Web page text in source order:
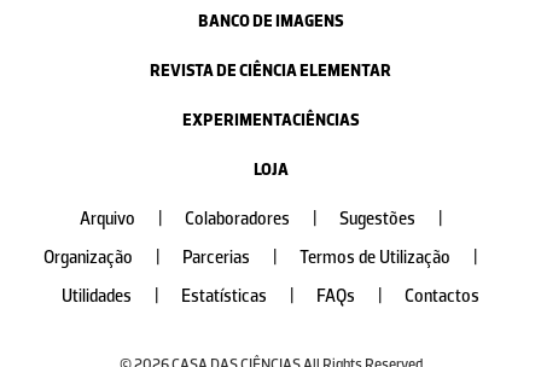
BANCO DE IMAGENS
REVISTA DE CIÊNCIA ELEMENTAR
EXPERIMENTACIÊNCIAS
LOJA
Arquivo Colaboradores Sugestões
Organização
Parcerias Termos de Utilização
Utilidades
Estatísticas FAQs Contactos